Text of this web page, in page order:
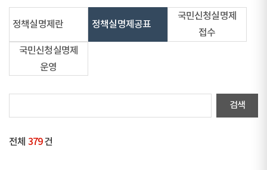
정책실명제란 정책실명제공표
국민신청실명제
접수
국민신청실명제
운영
전체 379 건